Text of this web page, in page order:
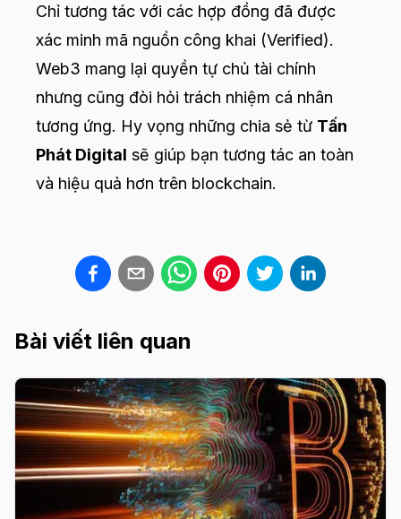
Chỉ tương tác với các hợp đồng đã được
xác minh mã nguồn công khai (Verified).
Web3 mang lại quyền tự chủ tài chính
nhưng cũng đòi hỏi trách nhiệm cá nhân
tương ứng. Hy vọng những chia sẻ từ Tấn
Phát Digital sẽ giúp bạn tương tác an toàn
và hiệu quả hơn trên blockchain.
Bài viết liên quan